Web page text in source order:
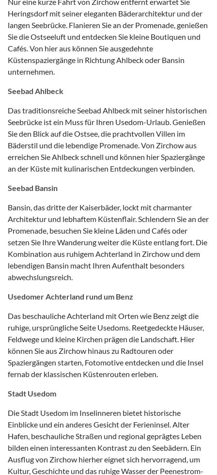
Nur eine kurze Fahrt von Zirchow entfernt erwartet Sie
Heringsdorf mit seiner eleganten Bäderarchitektur und der
langen Seebrücke. Flanieren Sie an der Promenade, genießen
Sie die Ostseeluft und entdecken Sie kleine Boutiquen und
Cafés. Von hier aus können Sie ausgedehnte
Küstenspaziergänge in Richtung Ahlbeck oder Bansin
unternehmen.
Seebad Ahlbeck
Das traditionsreiche Seebad Ahlbeck mit seiner historischen
Seebrücke ist ein Muss für Ihren Usedom-Urlaub. Genießen
Sie den Blick auf die Ostsee, die prachtvollen Villen im
Bäderstil und die lebendige Promenade. Von Zirchow aus
erreichen Sie Ahlbeck schnell und können hier Spaziergänge
an der Küste mit kulinarischen Entdeckungen verbinden.
Seebad Bansin
Bansin, das dritte der Kaiserbäder, lockt mit charmanter
Architektur und lebhaftem Küstenflair. Schlendern Sie an der
Promenade, besuchen Sie kleine Läden und Cafés oder
setzen Sie Ihre Wanderung weiter die Küste entlang fort. Die
Kombination aus ruhigem Achterland in Zirchow und dem
lebendigen Bansin macht Ihren Aufenthalt besonders
abwechslungsreich.
Usedomer Achterland rund um Benz
Das beschauliche Achterland mit Orten wie Benz zeigt die
ruhige, ursprüngliche Seite Usedoms. Reetgedeckte Häuser,
Feldwege und kleine Kirchen prägen die Landschaft. Hier
können Sie aus Zirchow hinaus zu Radtouren oder
Spaziergängen starten, Fotomotive entdecken und die Insel
fernab der klassischen Küstenrouten erleben.
Stadt Usedom
Die Stadt Usedom im Inselinneren bietet historische
Einblicke und ein anderes Gesicht der Ferieninsel. Alter
Hafen, beschauliche Straßen und regional geprägtes Leben
bilden einen interessanten Kontrast zu den Seebädern. Ein
Ausflug von Zirchow hierher eignet sich hervorragend, um
Kultur, Geschichte und das ruhige Wasser der Peenestrom-